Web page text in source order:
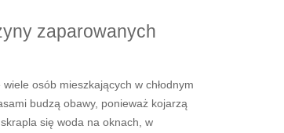
zaparowanych
osób mieszkających w chłodnym
budzą obawy, ponieważ kojarzą
się woda na oknach, w